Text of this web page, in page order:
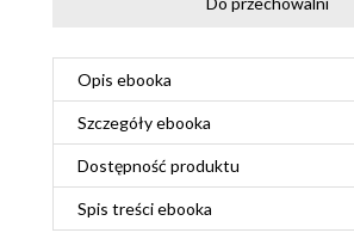
Opis ebooka
Szczegółyebooka
Dostępność produktu
Spis treściebooka